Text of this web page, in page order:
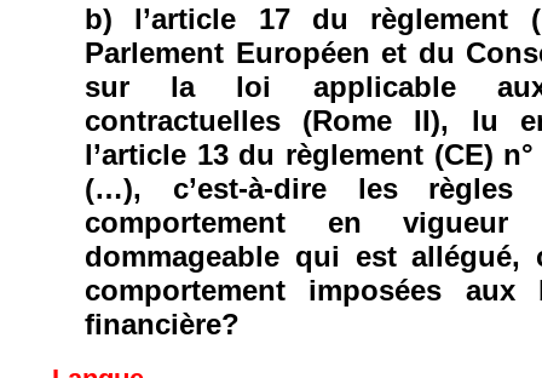
b) l’article 17 du règlement
Parlement Européen et du
sur la loi applicable
contractuelles (Rome II), lu
l’article 13 du règlement (CE)
(…), c’est-à-dire les
comportement en
dommageable qui est allégué,
comportement imposées aux
financière?